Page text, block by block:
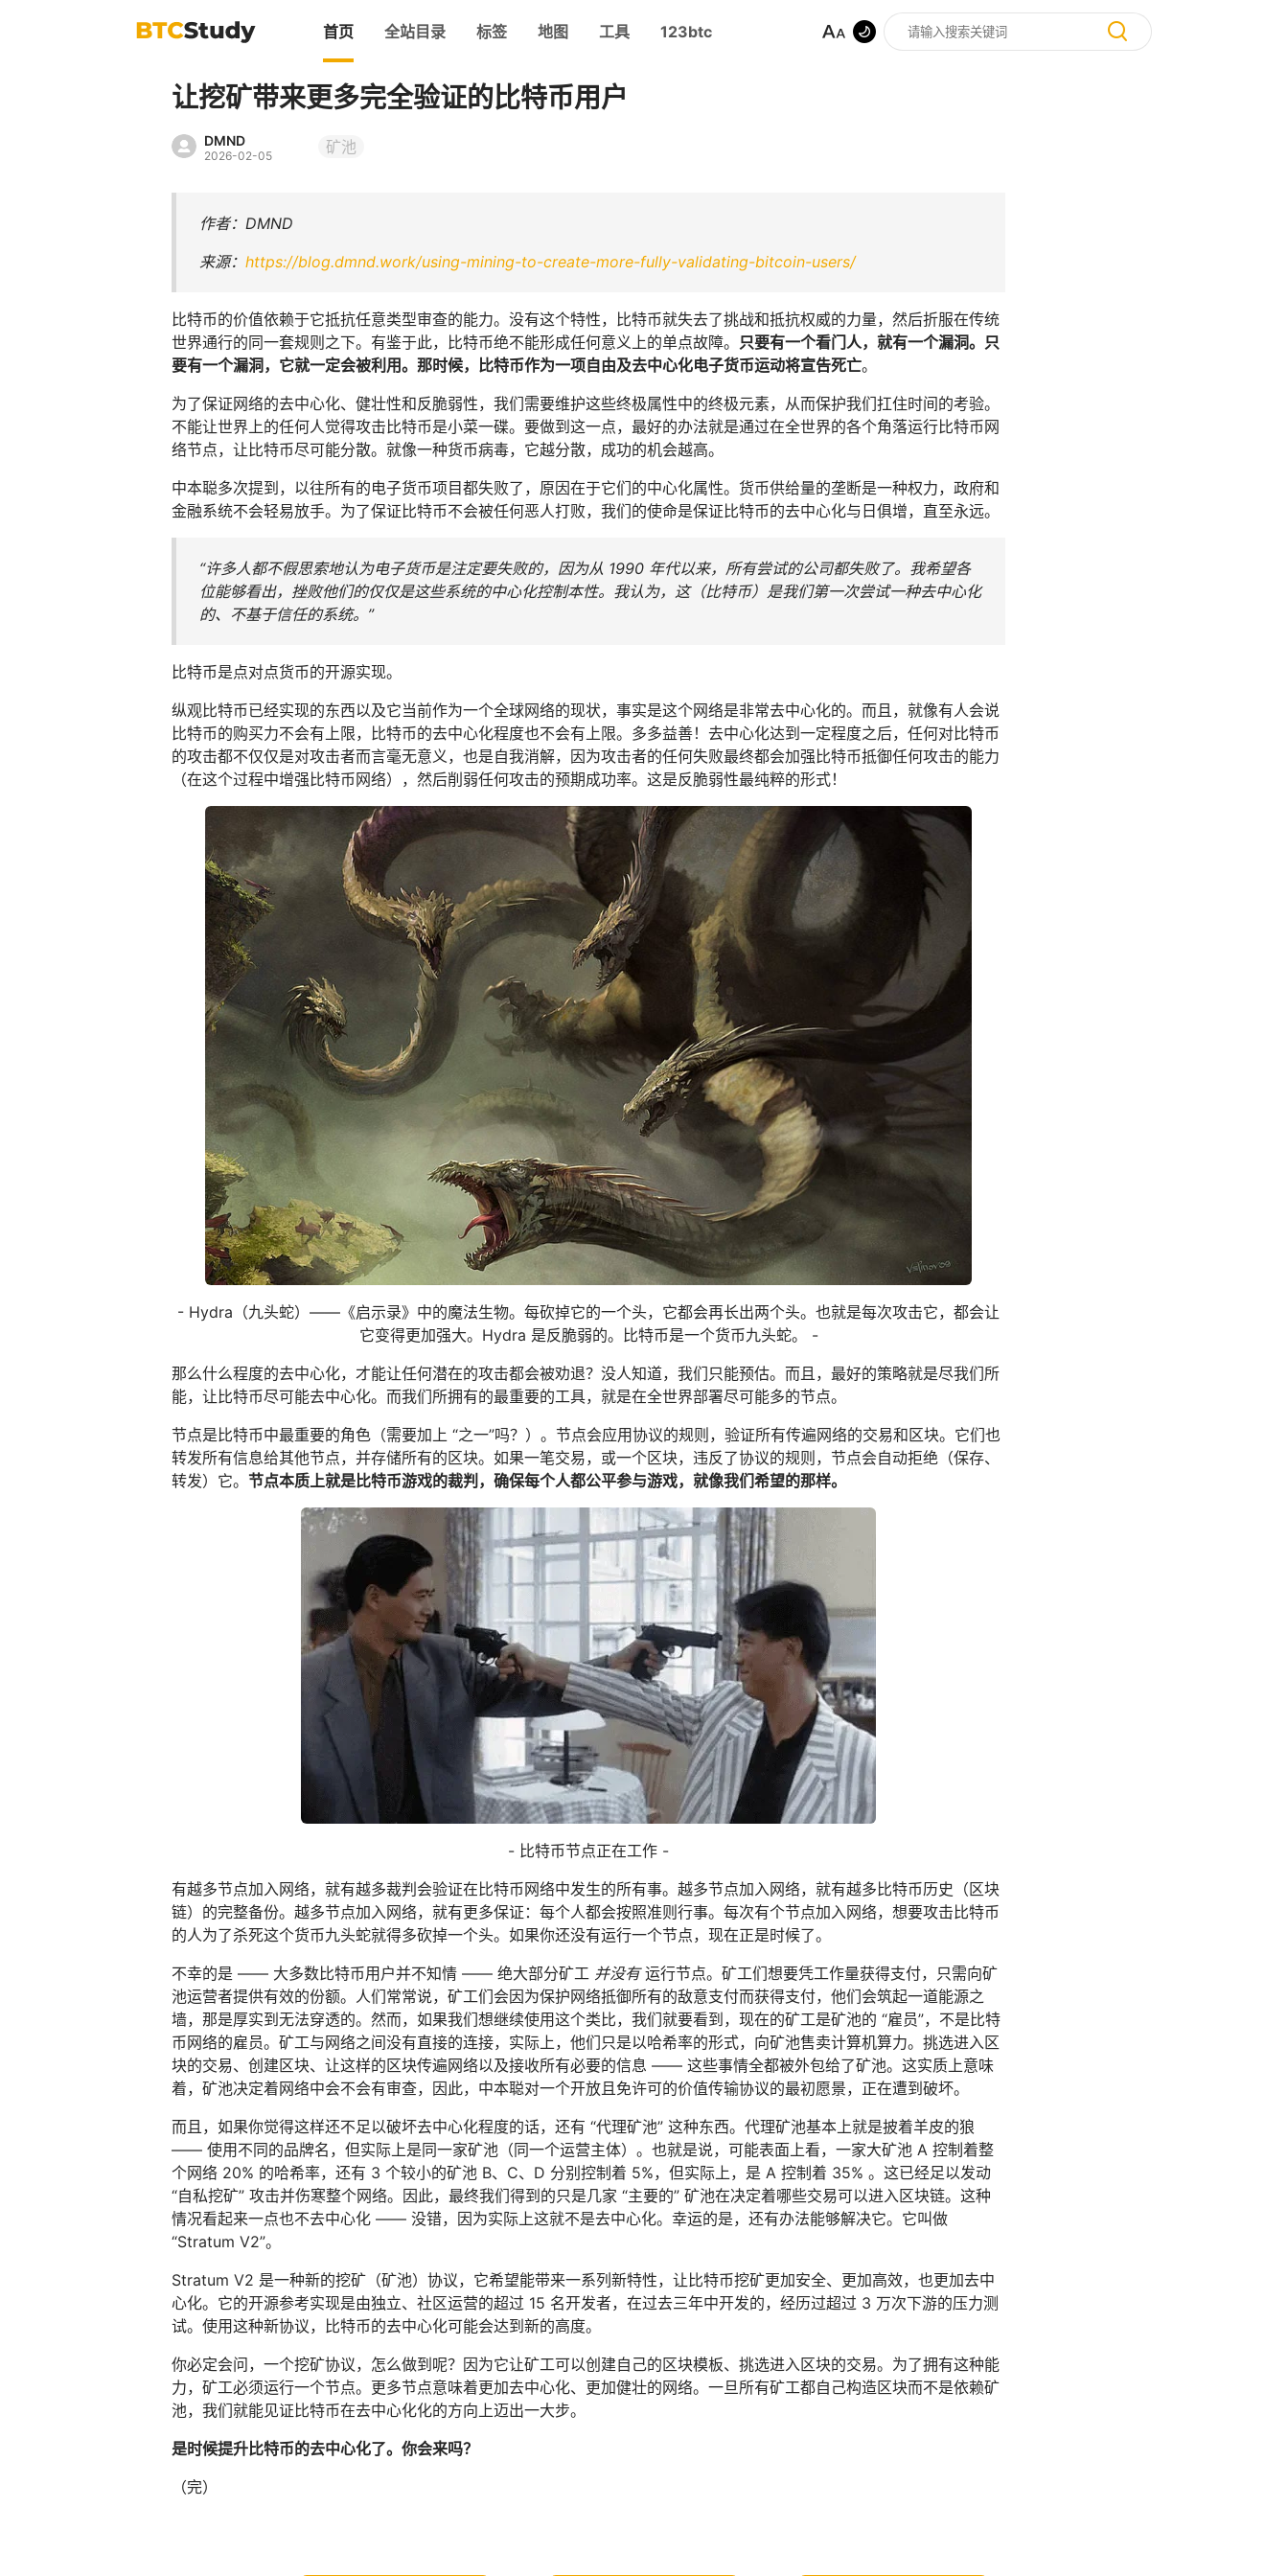
首页 全站目录 标签 地图 工具 123btc
让挖矿带来更多完全验证的比特币用户
DMND
2026-02-05 矿池
作者：DMND
来源： https://blog.dmnd.work/using-mining-to-create-more-fully-validating-bitcoin-users/
比特币的价值依赖于它抵抗任意类型审查的能力。没有这个特性，比特币就失去了挑战和抵抗权威的力量，然后折服在传统
世界通行的同一套规则之下。有鉴于此，比特币绝不能形成任何意义上的单点故障。 只要有一个看门人，就有一个漏洞。只
要有一个漏洞，它就一定会被利用。那时候，比特币作为一项自由及去中心化电子货币运动将宣告死亡。
为了保证网络的去中心化、健壮性和反脆弱性，我们需要维护这些终极属性中的终极元素，从而保护我们扛住时间的考验。
不能让世界上的任何人觉得攻击比特币是小菜一碟。要做到这一点，最好的办法就是通过在全世界的各个角落运行比特币网
络节点，让比特币尽可能分散。就像一种货币病毒，它越分散，成功的机会越高。
中本聪多次提到，以往所有的电子货币项目都失败了，原因在于它们的中心化属性。货币供给量的垄断是一种权力，政府和
金融系统不会轻易放手。为了保证比特币不会被任何恶人打败，我们的使命是保证比特币的去中心化与日俱增，直至永远。
“许多人都不假思索地认为电子货币是注定要失败的，因为从 1990 年代以来，所有尝试的公司都失败了。我希望各
位能够看出，挫败他们的仅仅是这些系统的中心化控制本性。我认为，这（比特币）是我们第一次尝试一种去中心化
的、不基于信任的系统。”
比特币是点对点货币的开源实现。
纵观比特币已经实现的东西以及它当前作为一个全球网络的现状，事实是这个网络是非常去中心化的。而且，就像有人会说
比特币的购买力不会有上限，比特币的去中心化程度也不会有上限。多多益善！去中心化达到一定程度之后，任何对比特币
的攻击都不仅仅是对攻击者而言毫无意义，也是自我消解，因为攻击者的任何失败最终都会加强比特币抵御任何攻击的能力
（在这个过程中增强比特币网络），然后削弱任何攻击的预期成功率。这是反脆弱性最纯粹的形式！
- Hydra（九头蛇）——《启示录》中的魔法生物。每砍掉它的一个头，它都会再长出两个头。也就是每次攻击它，都会让
它变得更加强大。Hydra 是反脆弱的。比特币是一个货币九头蛇。 -
那么什么程度的去中心化，才能让任何潜在的攻击都会被劝退？没人知道，我们只能预估。而且，最好的策略就是尽我们所
能，让比特币尽可能去中心化。而我们所拥有的最重要的工具，就是在全世界部署尽可能多的节点。
节点是比特币中最重要的角色（需要加上 “之一”吗？）。节点会应用协议的规则，验证所有传遍网络的交易和区块。它们也
转发所有信息给其他节点，并存储所有的区块。如果一笔交易，或一个区块，违反了协议的规则，节点会自动拒绝（保存、
转发）它。 节点本质上就是比特币游戏的裁判，确保每个人都公平参与游戏，就像我们希望的那样。
- 比特币节点正在工作 -
有越多节点加入网络，就有越多裁判会验证在比特币网络中发生的所有事。越多节点加入网络，就有越多比特币历史（区块
链）的完整备份。越多节点加入网络，就有更多保证：每个人都会按照准则行事。每次有个节点加入网络，想要攻击比特币
的人为了杀死这个货币九头蛇就得多砍掉一个头。如果你还没有运行一个节点，现在正是时候了。
不幸的是 —— 大多数比特币用户并不知情 —— 绝大部分矿工 并没有运行节点。矿工们想要凭工作量获得支付，只需向矿
池运营者提供有效的份额。人们常常说，矿工们会因为保护网络抵御所有的敌意支付而获得支付，他们会筑起一道能源之
墙，那是厚实到无法穿透的。然而，如果我们想继续使用这个类比，我们就要看到，现在的矿工是矿池的 “雇员”，不是比特
币网络的雇员。矿工与网络之间没有直接的连接，实际上，他们只是以哈希率的形式，向矿池售卖计算机算力。挑选进入区
块的交易、创建区块、让这样的区块传遍网络以及接收所有必要的信息 —— 这些事情全都被外包给了矿池。这实质上意味
着，矿池决定着网络中会不会有审查，因此，中本聪对一个开放且免许可的价值传输协议的最初愿景，正在遭到破坏。
而且，如果你觉得这样还不足以破坏去中心化程度的话，还有 “代理矿池” 这种东西。代理矿池基本上就是披着羊皮的狼
—— 使用不同的品牌名，但实际上是同一家矿池（同一个运营主体）。也就是说，可能表面上看，一家大矿池 A 控制着整
个网络 20% 的哈希率，还有 3 个较小的矿池 B、C、D 分别控制着 5%，但实际上，是 A 控制着 35% 。这已经足以发动
“自私挖矿” 攻击并伤寒整个网络。因此，最终我们得到的只是几家 “主要的” 矿池在决定着哪些交易可以进入区块链。这种
情况看起来一点也不去中心化 —— 没错，因为实际上这就不是去中心化。幸运的是，还有办法能够解决它。它叫做
“Stratum V2”。
Stratum V2 是一种新的挖矿（矿池）协议，它希望能带来一系列新特性，让比特币挖矿更加安全、更加高效，也更加去中
心化。它的开源参考实现是由独立、社区运营的超过 15 名开发者，在过去三年中开发的，经历过超过 3 万次下游的压力测
试。使用这种新协议，比特币的去中心化可能会达到新的高度。
你必定会问，一个挖矿协议，怎么做到呢？因为它让矿工可以创建自己的区块模板、挑选进入区块的交易。为了拥有这种能
力，矿工必须运行一个节点。更多节点意味着更加去中心化、更加健壮的网络。一旦所有矿工都自己构造区块而不是依赖矿
池，我们就能见证比特币在去中心化化的方向上迈出一大步。
是时候提升比特币的去中心化了。你会来吗？
（完）